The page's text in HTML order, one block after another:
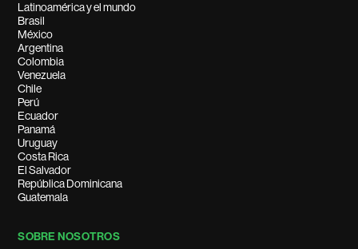
Latinoamérica y el mundo
Brasil
México
Argentina
Colombia
Venezuela
Chile
Perú
Ecuador
Panamá
Uruguay
Costa Rica
El Salvador
República Dominicana
Guatemala
SOBRE NOSOTROS